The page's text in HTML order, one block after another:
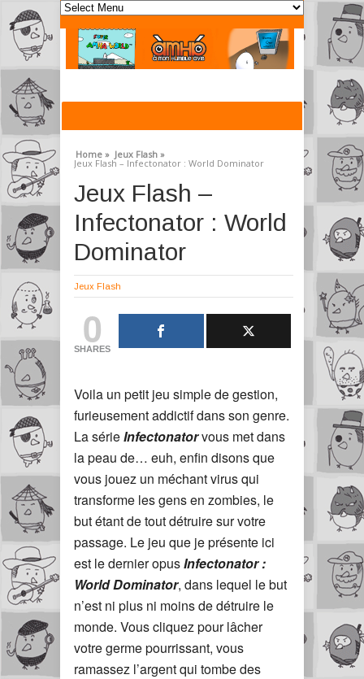
Home » Jeux Flash »
Jeux Flash – Infectonator : World Dominator
Jeux Flash –
Infectonator : World
Dominator
Jeux Flash
0
SHARES
Voila un petit jeu simple de gestion,
furieusement addictif dans son genre.
La sérieInfectonatorvous met dans
la peau de… euh, enfin disons que
vous jouez un méchant virus qui
transforme les gens en zombies, le
but étant de tout détruire sur votre
passage. Le jeu que je présente ici
est le dernier opusInfectonator :
World Dominator, dans lequel le but
n’est ni plus ni moins de détruire le
monde. Vous cliquez pour lâcher
votre germe pourrissant, vous
ramassez l’argent qui tombe des